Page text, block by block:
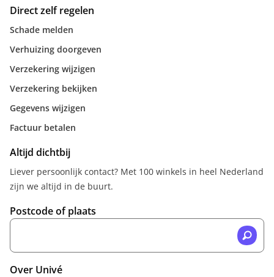
Direct zelf regelen
Schade melden
Verhuizing doorgeven
Verzekering wijzigen
Verzekering bekijken
Gegevens wijzigen
Factuur betalen
Altijd dichtbij
Liever persoonlijk contact? Met 100 winkels in heel Nederland
zijn we altijd in de buurt.
Postcode of plaats
Over Univé